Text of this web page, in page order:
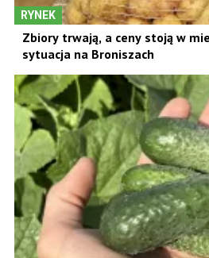
RYNEK
Zbiory trwają, a ceny stoją w
sytuacja na Broniszach